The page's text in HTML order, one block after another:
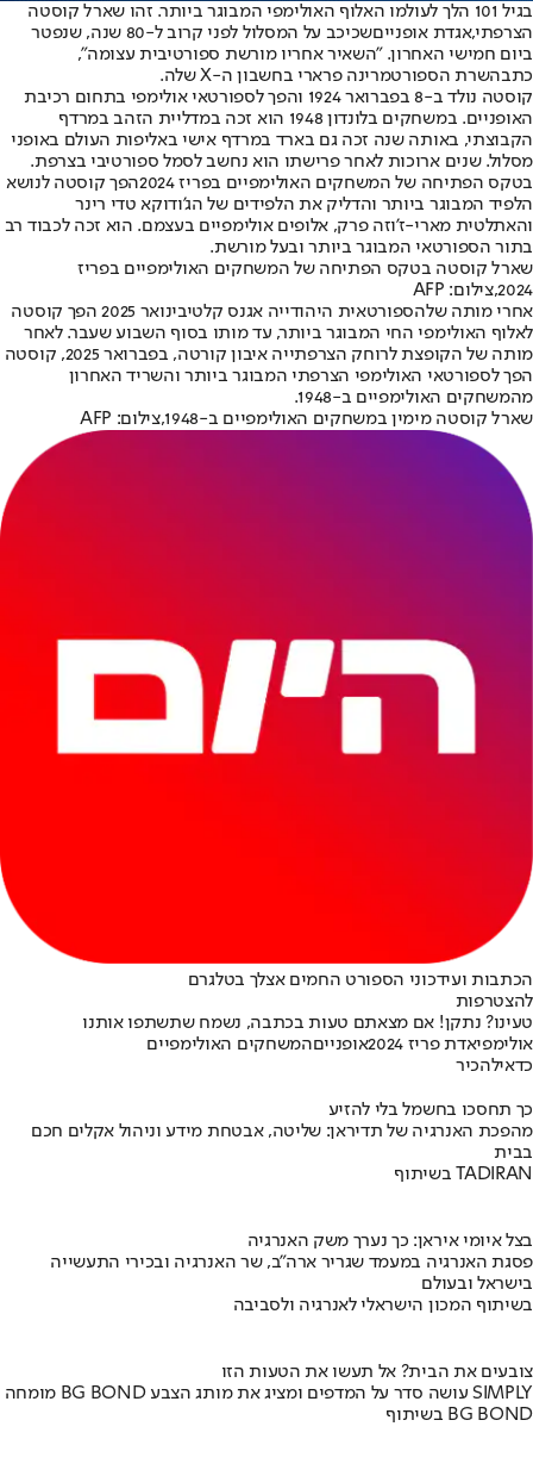
בגיל 101 הלך לעולמו האלוף האולימפי המבוגר ביותר. זהו שארל קוסטה
הצרפתי,אגדת אופניים
שכיכב על המסלול לפני קרוב ל-80 שנה, שנפטר
ביום חמישי האחרון. "השאיר אחריו מורשת ספורטיבית עצומה",
כתבהשרת הספורטמרינה פרארי בחשבון ה-X שלה.
קוסטה נולד ב-8 בפברואר 1924 והפך לספורטאי אולימפי בתחום רכיבת
האופניים. במשחקים בלונדון 1948 הוא זכה במדליית הזהב במרדף
הקבוצתי, באותה שנה זכה גם בארד במרדף אישי באליפות העולם באופני
מסלול. שנים ארוכות לאחר פרישתו הוא נחשב לסמל ספורטיבי בצרפת.
בטקס הפתיחה של המשחקים האולימפיים בפריז 2024
הפך קוסטה לנושא
הלפיד המבוגר ביותר והדליק את הלפידים של הג'ודוקא טדי רינר
והאתלטית מארי-ז'וזה פרק, אלופים אולימפיים בעצמם. הוא זכה לכבוד רב
בתור הספורטאי המבוגר ביותר ובעל מורשת.
שארל קוסטה בטקס הפתיחה של המשחקים האולימפיים בפריז
2024,צילום: AFP
אחרי מותה שלהספורטאית היהודייה אגנס קלטי
בינואר 2025 הפך קוסטה
לאלוף האולימפי החי המבוגר ביותר, עד מותו בסוף השבוע שעבר. לאחר
מותה של הקופצת לרוחק הצרפתייה איבון קורטה, בפברואר 2025, קוסטה
הפך לספורטאי האולימפי הצרפתי המבוגר ביותר והשריד האחרון
מהמשחקים האולימפיים ב-1948.
שארל קוסטה מימין במשחקים האולימפיים ב-1948,צילום: AFP
הכתבות ועידכוני הספורט החמים אצלך בטלגרם
להצטרפות
טעינו? נתקן! אם מצאתם טעות בכתבה, נשמח שתשתפו אותנו
אולימפיאדת פריז 2024
אופנייםהמשחקים האולימפיים
כדאילהכיר
כך תחסכו בחשמל בלי להזיע
מהפכת האנרגיה של תדיראן: שליטה, אבטחת מידע וניהול אקלים חכם
בבית
בשיתוף TADIRAN
בצל איומי איראן: כך נערך משק האנרגיה
פסגת האנרגיה במעמד שגריר ארה"ב, שר האנרגיה ובכירי התעשייה
בישראל ובעולם
בשיתוף המכון הישראלי לאנרגיה ולסביבה
צובעים את הבית? אל תעשו את הטעות הזו
מומחה BG BOND עושה סדר על המדפים ומציג את מותג הצבע SIMPLY
בשיתוף BG BOND